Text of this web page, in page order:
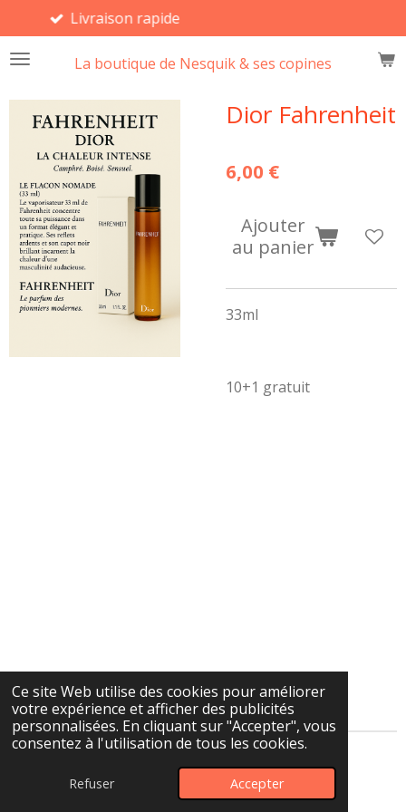
Ce site Web utilise des cookies pour améliorer
votre expérience et afficher des publicités
personnalisées. En cliquant sur "Accepter", vous
consentez à l'utilisation de tous les cookies.
Refuser Accepter
Passer
au
contenu
La boutique de Nesquik & ses copines
Dior Fahrenheit
6,00 €
Ajouter
au panier
33ml
10+1 gratuit
Propulsé parWebador